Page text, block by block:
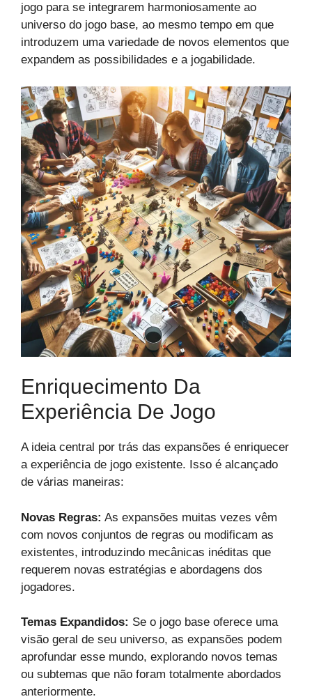
jogo para se integrarem harmoniosamente ao
universo do jogo base, ao mesmo tempo em que
introduzem uma variedade de novos elementos que
expandem as possibilidades e a jogabilidade.
Enriquecimento Da
Experiência De Jogo
A ideia central por trás das expansões é enriquecer
a experiência de jogo existente. Isso é alcançado
de várias maneiras:
Novas Regras: As expansões muitas vezes vêm
com novos conjuntos de regras ou modificam as
existentes, introduzindo mecânicas inéditas que
requerem novas estratégias e abordagens dos
jogadores.
Temas Expandidos: Se o jogo base oferece uma
visão geral de seu universo, as expansões podem
aprofundar esse mundo, explorando novos temas
ou subtemas que não foram totalmente abordados
anteriormente.